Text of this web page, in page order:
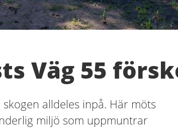
Väg 55
alldeles inpå. Här möts
miljö som uppmuntrar